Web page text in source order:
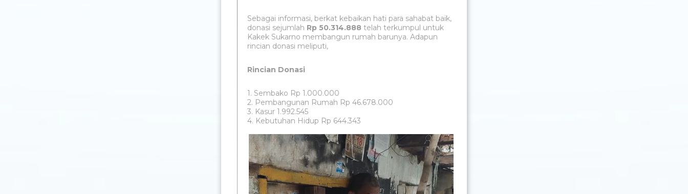
Sebagai informasi, berkat kebaikan hati para sahabat baik,
donasi sejumlah Rp 50.314.888 telah terkumpul untuk
Kakek Sukarno membangun rumah barunya. Adapun
rincian donasi meliputi,
Rincian Donasi
1. Sembako Rp 1.000.000
2. Pembangunan Rumah Rp 46.678.000
3. Kasur 1.992.545
4. Kebutuhan Hidup Rp 644.343